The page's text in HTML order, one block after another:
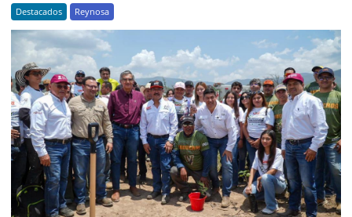
Destacados Reynosa